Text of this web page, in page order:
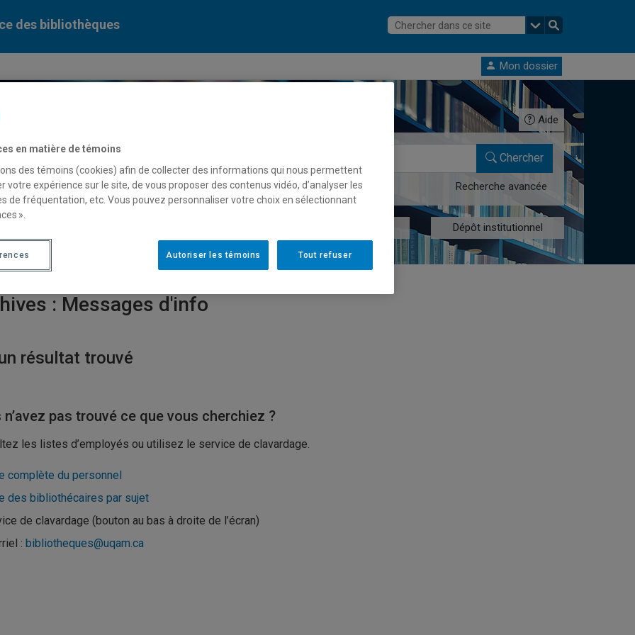
des bibliothèques
Mon dossier
Aide
dans le catalogue des bibliothèques de l'UQAM Chercher
de cours Recherche avancée
Dépôt institutionnel
: Messages d'info
résultat trouvé
n’avez pas trouvé ce que vous cherchiez ?
les listes d’employés ou utilisez le service de clavardage.
complète du personnel
des bibliothécaires par sujet
de clavardage (bouton au bas à droite de l’écran)
: bibliotheques@uqam.ca
en matière de témoins
des témoins (cookies) afin de collecter des informations qui nous permettent
votre expérience sur le site, de vous proposer des contenus vidéo, d’analyser les
de fréquentation, etc. Vous pouvez personnaliser votre choix en sélectionnant
».
Tout refuser
Autoriser les témoins